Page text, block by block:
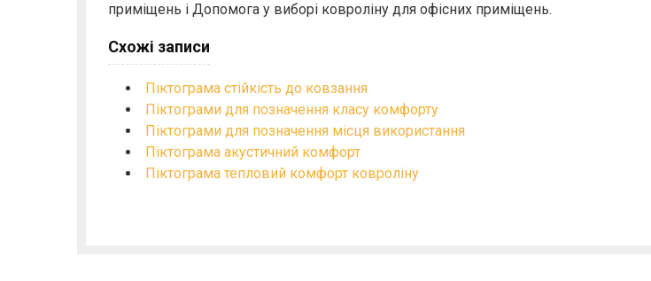
приміщень і Допомога у виборі ковроліну для офісних приміщень.
Схожі записи
Піктограма стійкість до ковзання
Піктограми для позначення класу комфорту
Піктограми для позначення місця використання
Піктограма акустичний комфорт
Піктограма тепловий комфорт ковроліну